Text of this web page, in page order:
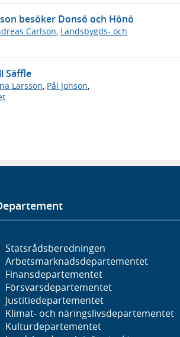
besöker Donsö och Hönö
Carlson, Landsbygds- och
Säffle
Larsson Pål Jonson
Statsrådsberedningen
Arbetsmarknads­departementet
Finans­departementet
Försvars­departementet
Justitie­departementet
Klimat- och näringslivs­departementet
Kultur­departementet